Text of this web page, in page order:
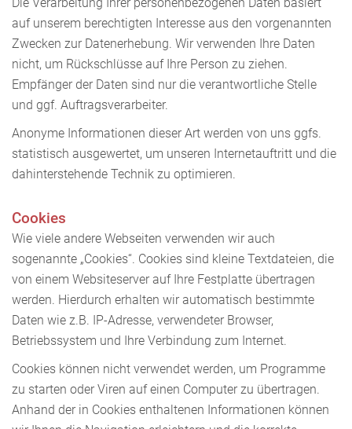
auf unserem berechtigten Interesse aus den vorgenannten
Zwecken zur Datenerhebung. Wir verwenden Ihre Daten
nicht, um Rückschlüsse auf Ihre Person zu ziehen.
Empfänger der Daten sind nur die verantwortliche Stelle
und ggf. Auftragsverarbeiter.
Anonyme Informationen dieser Art werden von uns ggfs.
statistisch ausgewertet, um unseren Internetauftritt und die
dahinterstehende Technik zu optimieren.
Cookies
Wie viele andere Webseiten verwenden wir auch
sogenannte „Cookies“. Cookies sind kleine Textdateien, die
von einem Websiteserver auf Ihre Festplatte übertragen
werden. Hierdurch erhalten wir automatisch bestimmte
Daten wie z.B. IP-Adresse, verwendeter Browser,
Betriebssystem und Ihre Verbindung zum Internet.
Cookies können nicht verwendet werden, um Programme
zu starten oder Viren auf einen Computer zu übertragen.
Anhand der in Cookies enthaltenen Informationen können